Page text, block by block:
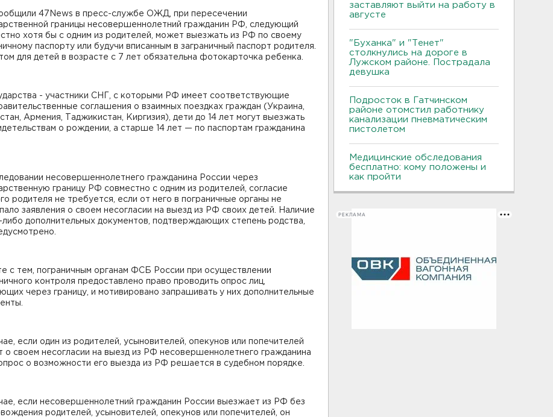
47News в пресс-службе ОЖД, при пересечении
границы несовершеннолетний гражданин РФ, следующий
хотя бы с одним из родителей, может выезжать из РФ по своему
паспорту или будучи вписанным в заграничный паспорт родителя.
для детей в возрасте с 7 лет обязательна фотокарточка ребенка.
- участники СНГ, с которыми РФ имеет соответствующие
соглашения о взаимных поездках граждан (Украина,
Армения, Таджикистан, Киргизия), дети до 14 лет могут выезжать
о рождении, а старше 14 лет — по паспортам гражданина
несовершеннолетнего гражданина России через
границу РФ совместно с одним из родителей, согласие
родителя не требуется, если от него в пограничные органы не
заявления о своем несогласии на выезд из РФ своих детей. Наличие
либо дополнительных документов, подтверждающих степень родства,
с тем, пограничным органам ФСБ России при осуществлении
контроля предоставлено право проводить опрос лиц,
через границу, и мотивировано запрашивать у них дополнительные
если один из родителей, усыновителей, опекунов или попечителей
о своем несогласии на выезд из РФ несовершеннолетнего гражданина
о возможности его выезда из РФ решается в судебном порядке.
если несовершеннолетний гражданин России выезжает из РФ без
родителей, усыновителей, опекунов или попечителей, он
заставляют выйти на работу в
августе
"Буханка" и "Тенет"
столкнулись на дороге в
Лужском районе. Пострадала
девушка
Подросток в Гатчинском
районе отомстил работнику
канализации пневматическим
пистолетом
Медицинские обследования
бесплатно: кому положены и
как пройти
РЕКЛАМА